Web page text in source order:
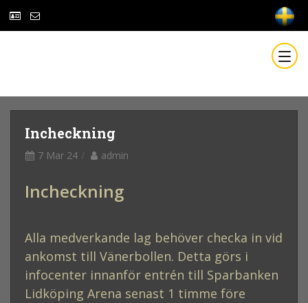
Incheckning
7 Mar 24 admin
Incheckning
Alla medverkande lag behöver checka in vid
ankomst till Vänerbollen. Detta görs i
infocenter innanför entrén till Sparbanken
Lidköping Arena senast 1 timme före